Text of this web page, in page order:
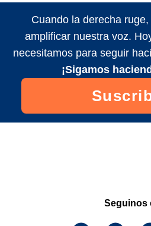
Cuando la derecha
amplificar nuestra voz.
necesitamos para seguir
¡Sigamos
Seguinos